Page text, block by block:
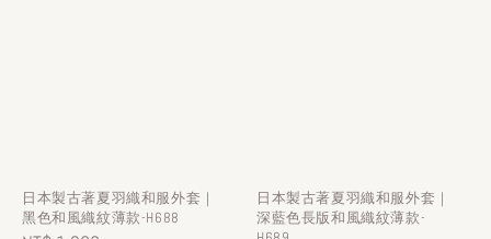
日本製古著夏羽織和服外套｜
黑色和風織紋薄款-H688
日本製古著夏羽織和服外套｜
深藍色長版和風織紋薄款-